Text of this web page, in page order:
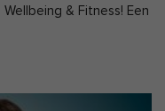
& Fitness! Een